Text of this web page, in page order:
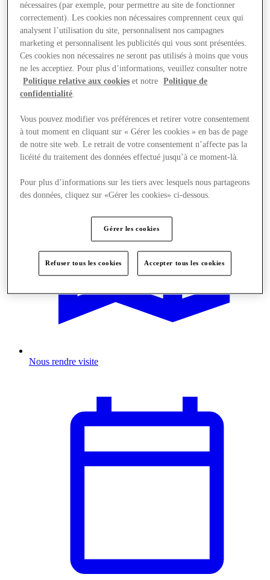
Nous rendre visite
nécessaires (par exemple, pour permettre au site de fonctionner
correctement). Les cookies non nécessaires comprennent ceux qui
analysent l’utilisation du site, personnalisent nos campagnes
marketing et personnalisent les publicités qui vous sont présentées.
Ces cookies non nécessaires ne seront pas utilisés à moins que vous
ne les acceptiez. Pour plus d’informations, veuillez consulter notre
Politique relative aux cookies et notre
Politique de
confidentialité.
Vous pouvez modifier vos préférences et retirer votre consentement
à tout moment en cliquant sur « Gérer les cookies » en bas de page
de notre site web. Le retrait de votre consentement n’affecte pas la
licéité du traitement des données effectué jusqu’à ce moment-là.
Pour plus d’informations sur les tiers avec lesquels nous partageons
des données, cliquez sur «Gérer les cookies» ci-dessous.
Gérer les cookies
Refuser tous les cookies Accepter tous les cookies